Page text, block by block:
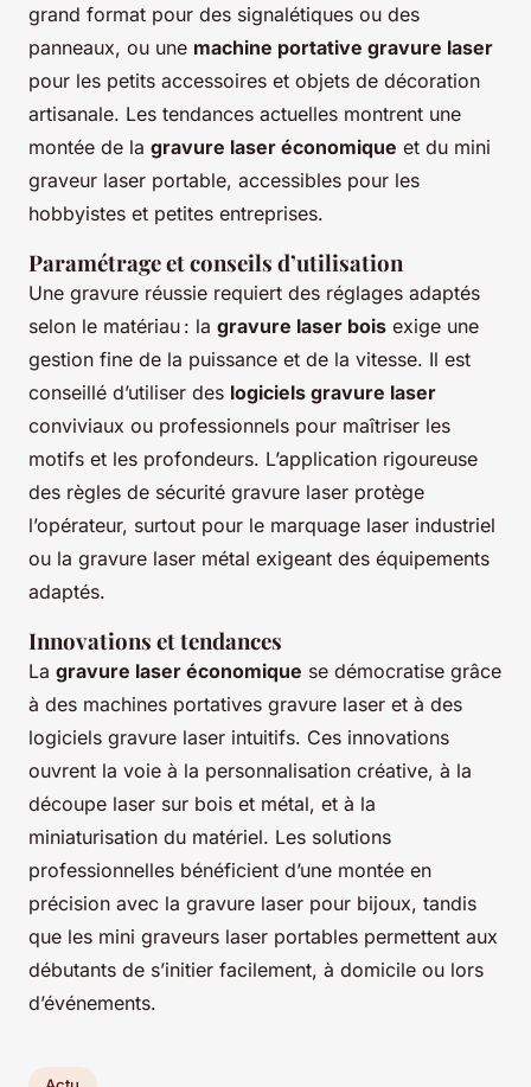
grand format pour des signalétiques ou des
panneaux, ou une machine portative gravure laser
pour les petits accessoires et objets de décoration
artisanale. Les tendances actuelles montrent une
montée de la gravure laser économique et du mini
graveur laser portable, accessibles pour les
hobbyistes et petites entreprises.
Paramétrage et conseils d’utilisation
Une gravure réussie requiert des réglages adaptés
selon le matériau : la gravure laser bois exige une
gestion fine de la puissance et de la vitesse. Il est
conseillé d’utiliser des logiciels gravure laser
conviviaux ou professionnels pour maîtriser les
motifs et les profondeurs. L’application rigoureuse
des règles de sécurité gravure laser protège
l’opérateur, surtout pour le marquage laser industriel
ou la gravure laser métal exigeant des équipements
adaptés.
Innovations et tendances
La gravure laser économique se démocratise grâce
à des machines portatives gravure laser et à des
logiciels gravure laser intuitifs. Ces innovations
ouvrent la voie à la personnalisation créative, à la
découpe laser sur bois et métal, et à la
miniaturisation du matériel. Les solutions
professionnelles bénéficient d’une montée en
précision avec la gravure laser pour bijoux, tandis
que les mini graveurs laser portables permettent aux
débutants de s’initier facilement, à domicile ou lors
d’événements.